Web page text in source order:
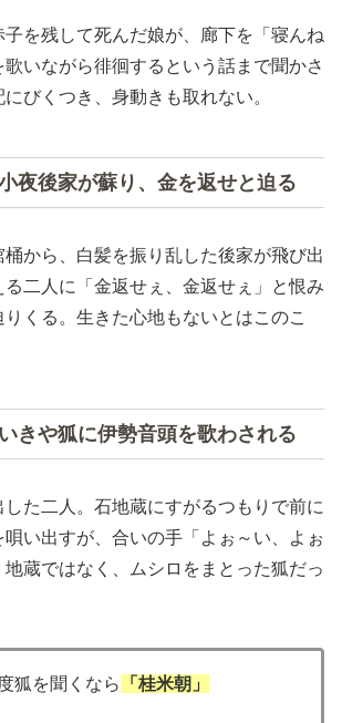
子を残して死んだ娘が、廊下を「寝んね
いながら徘徊するという話まで聞かさ
びくつき、身動きも取れない。
夜後家が蘇り、金を返せと迫る
桶から、白髪を振り乱した後家が飛び出
二人に「金返せぇ、金返せぇ」と恨み
くる。生きた心地もないとはこのこ
きや狐に伊勢音頭を歌わされる
た二人。石地蔵にすがるつもりで前に
い出すが、合いの手「よぉ～い、よぉ
地蔵ではなく、ムシロをまとった狐だっ
狐を聞くなら 「桂米朝」